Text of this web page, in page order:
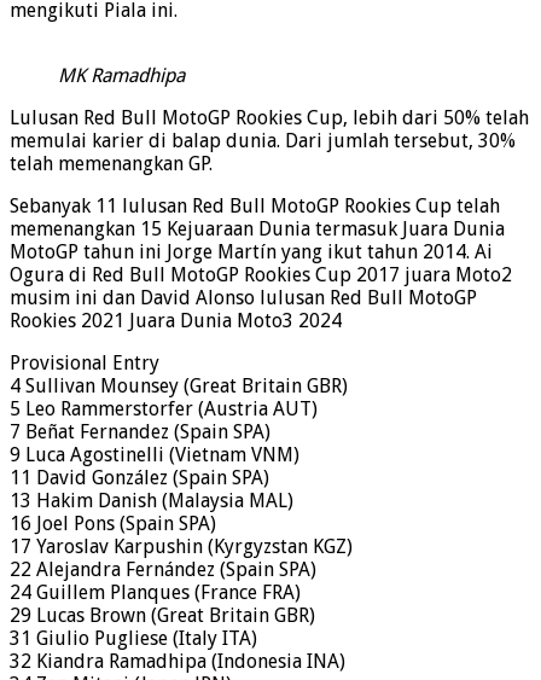
mengikuti Piala ini.
MK Ramadhipa
Lulusan Red Bull MotoGP Rookies Cup, lebih dari 50% telah
memulai karier di balap dunia. Dari jumlah tersebut, 30%
telah memenangkan GP.
Sebanyak 11 lulusan Red Bull MotoGP Rookies Cup telah
memenangkan 15 Kejuaraan Dunia termasuk Juara Dunia
MotoGP tahun ini Jorge Martín yang ikut tahun 2014. Ai
Ogura di Red Bull MotoGP Rookies Cup 2017 juara Moto2
musim ini dan David Alonso lulusan Red Bull MotoGP
Rookies 2021 Juara Dunia Moto3 2024
Provisional Entry
4 Sullivan Mounsey (Great Britain GBR)
5 Leo Rammerstorfer (Austria AUT)
7 Beñat Fernandez (Spain SPA)
9 Luca Agostinelli (Vietnam VNM)
11 David González (Spain SPA)
13 Hakim Danish (Malaysia MAL)
16 Joel Pons (Spain SPA)
17 Yaroslav Karpushin (Kyrgyzstan KGZ)
22 Alejandra Fernández (Spain SPA)
24 Guillem Planques (France FRA)
29 Lucas Brown (Great Britain GBR)
31 Giulio Pugliese (Italy ITA)
32 Kiandra Ramadhipa (Indonesia INA)